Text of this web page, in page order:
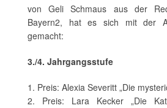
von Geli Schmaus aus der
Bayern2, hat es sich mit der
gemacht:
3./4. Jahrgangsstufe
1. Preis: Alexia Severitt „Die
2. Preis: Lara Kecker „Die